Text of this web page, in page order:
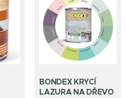
BONDEX KRYCÍ
LAZURA NA DŘEVO